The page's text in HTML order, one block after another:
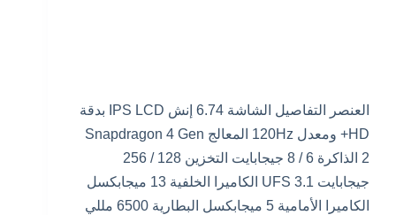
العنصر التفاصيل الشاشة 6.74 إنش IPS LCD بدقة
HD+ ومعدل 120Hz المعالج Snapdragon 4 Gen
2 الذاكرة 6 / 8 جيجابايت التخزين 128 / 256
جيجابايت UFS 3.1 الكاميرا الخلفية 13 ميجابكسل
الكاميرا الأمامية 5 ميجابكسل البطارية 6500 مللي